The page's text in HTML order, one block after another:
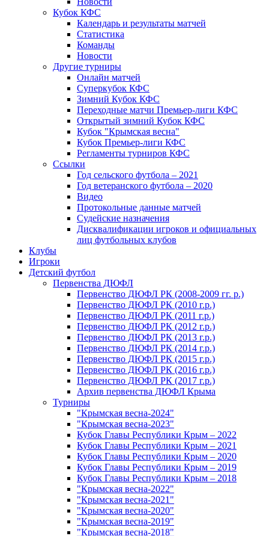
Кубок КФС
Календарь и результаты матчей
Статистика
Команды
Новости
Другие турниры
Онлайн матчей
Суперкубок КФС
Зимний Кубок КФС
Переходные матчи Премьер-лиги КФС
Открытый зимний Кубок КФС
Кубок "Крымская весна"
Кубок Премьер-лиги КФС
Регламенты турниров КФС
Ссылки
Год сельского футбола – 2021
Год ветеранского футбола – 2020
Видео
Протокольные данные матчей
Судейские назначения
Дисквалификации игроков и официальных
лиц футбольных клубов
Клубы
Игроки
Детский футбол
Первенства ДЮФЛ
Первенство ДЮФЛ РК (2008-2009 гг. р.)
Первенство ДЮФЛ РК (2010 г.р.)
Первенство ДЮФЛ РК (2011 г.р.)
Первенство ДЮФЛ РК (2012 г.р.)
Первенство ДЮФЛ РК (2013 г.р.)
Первенство ДЮФЛ РК (2014 г.р.)
Первенство ДЮФЛ РК (2015 г.р.)
Первенство ДЮФЛ РК (2016 г.р.)
Первенство ДЮФЛ РК (2017 г.р.)
Архив первенства ДЮФЛ Крыма
Турниры
"Крымская весна-2024"
"Крымская весна-2023"
Кубок Главы Республики Крым – 2022
Кубок Главы Республики Крым – 2021
Кубок Главы Республики Крым – 2020
Кубок Главы Республики Крым – 2019
Кубок Главы Республики Крым – 2018
"Крымская весна-2022"
"Крымская весна-2021"
"Крымская весна-2020"
"Крымская весна-2019"
"Крымская весна-2018"